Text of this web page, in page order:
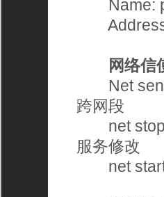
Name:
Address:
网络信
Net send
跨网段
net stop
服务修改
net start